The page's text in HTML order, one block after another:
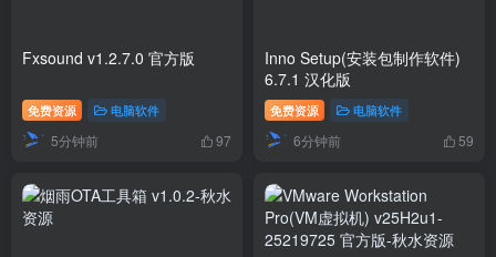
Fxsound v1.2.7.0 官方版
免费资源 电脑软件
5分钟前 97
Inno Setup(安装包制作软件)
6.7.1 汉化版
免费资源 电脑软件
6分钟前 59